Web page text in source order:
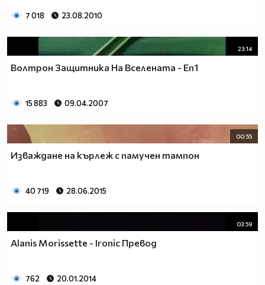
7 018 23.08.2010
23:14
Волтрон Защитника На Вселената - Еп1
15 883 09.04.2007
00:55
Изваждане на кърлеж с памучен тампон
40 719 28.06.2015
03:59
Alanis Morissette - Ironic Превод
762 20.01.2014